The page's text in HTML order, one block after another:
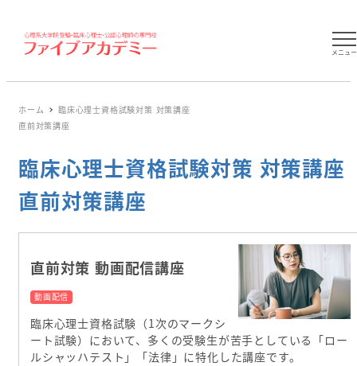
メニュー
ホーム
臨床心理士資格試験対策 対策講座
直前対策講座
臨床心理士資格試験対策 対策講座
直前対策講座
直前対策 動画配信講座
動画配信
臨床心理士資格試験（1次のマークシ
ート試験）において、多くの受験生が苦手としている「ロー
ルシャッハテスト」「法律」に特化した講座です。